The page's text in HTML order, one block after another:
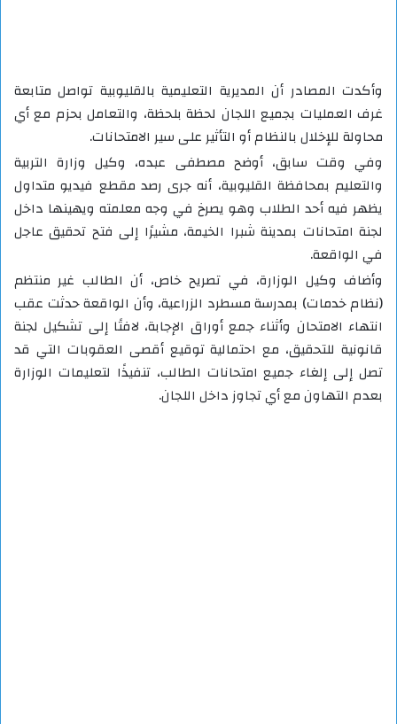
وأكدت المصادر أن المديرية التعليمية بالقليوبية تواصل متابعة
غرف العمليات بجميع اللجان لحظة بلحظة، والتعامل بحزم مع أي
محاولة للإخلال بالنظام أو التأثير على سير الامتحانات.
وفي وقت سابق، أوضح مصطفى عبده، وكيل وزارة التربية
والتعليم بمحافظة القليوبية، أنه جرى رصد مقطع فيديو متداول
يظهر فيه أحد الطلاب وهو يصرخ في وجه معلمته ويهينها داخل
لجنة امتحانات بمدينة شبرا الخيمة، مشيرًا إلى فتح تحقيق عاجل
في الواقعة.
وأضاف وكيل الوزارة، في تصريح خاص، أن الطالب غير منتظم
(نظام خدمات) بمدرسة مسطرد الزراعية، وأن الواقعة حدثت عقب
انتهاء الامتحان وأثناء جمع أوراق الإجابة، لافتًا إلى تشكيل لجنة
قانونية للتحقيق، مع احتمالية توقيع أقصى العقوبات التي قد
تصل إلى إلغاء جميع امتحانات الطالب، تنفيذًا لتعليمات الوزارة
بعدم التهاون مع أي تجاوز داخل اللجان.